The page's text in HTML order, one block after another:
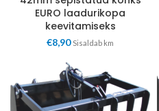
EURO laadurikopa
keevitamiseks
€8,90 Sisaldab km